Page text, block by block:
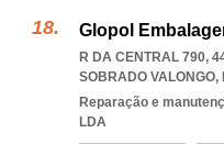
Glopol
R DA CENTRAL 790,
SOBRADO VALONGO,
Reparação e
LDA